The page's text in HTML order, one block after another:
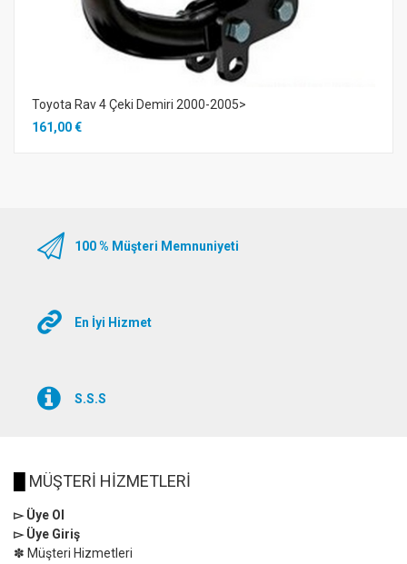
Toyota Rav 4 Çeki Demiri 2000-2005>
161,00 €
100 % Müşteri Memnuniyeti
En İyi Hizmet
S.S.S
MÜŞTERİ HİZMETLERİ
▻ Üye Ol
▻ Üye Giriş
✽ Müşteri Hizmetleri